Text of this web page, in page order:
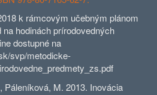
k rámcovým učebným plánom
hodinách prírodovedných
dostupné na
svp/metodicke-
Páleníková, M. 2013. Inovácia